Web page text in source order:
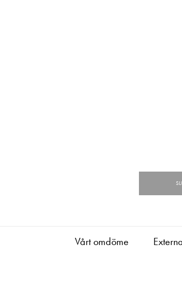
Vårt omdöme